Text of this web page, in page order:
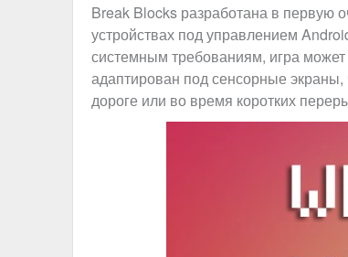
Break Blocks разработана в первую
устройствах под управлением
системным требованиям, игра
адаптирован под сенсорные
дороге или во время коротких